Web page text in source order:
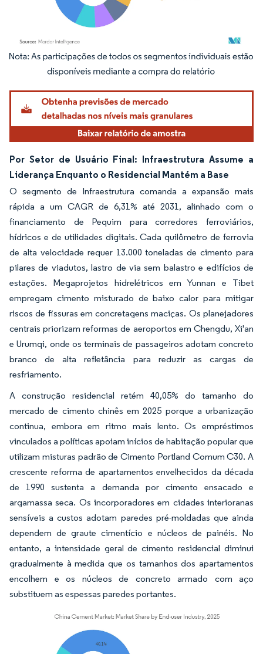
Imagem © Mordor Intelligence. O reuso requer atribuição conforme CC BY 4.0.
Por Setor de Usuário Final: Infraestrutura Assume a
Liderança Enquanto o Residencial Mantém a Base
O segmento de Infraestrutura comanda a expansão mais
rápida a um CAGR de 6,31% até 2031, alinhado com o
financiamento de Pequim para corredores ferroviários,
hídricos e de utilidades digitais. Cada quilômetro de ferrovia
de alta velocidade requer 13.000 toneladas de cimento para
pilares de viadutos, lastro de via sem balastro e edifícios de
estações. Megaprojetos hidrelétricos em Yunnan e Tibet
empregam cimento misturado de baixo calor para mitigar
riscos de fissuras em concretagens maciças. Os planejadores
centrais priorizam reformas de aeroportos em Chengdu, Xi'an
e Urumqi, onde os terminais de passageiros adotam concreto
branco de alta refletância para reduzir as cargas de
resfriamento.
A construção residencial retém 40,05% do tamanho do
mercado de cimento chinês em 2025 porque a urbanização
continua, embora em ritmo mais lento. Os empréstimos
vinculados a políticas apoiam inícios de habitação popular que
utilizam misturas padrão de Cimento Portland Comum C30. A
crescente reforma de apartamentos envelhecidos da década
de 1990 sustenta a demanda por cimento ensacado e
argamassa seca. Os incorporadores em cidades interioranas
sensíveis a custos adotam paredes pré-moldadas que ainda
dependem de graute cimentício e núcleos de painéis. No
entanto, a intensidade geral de cimento residencial diminui
gradualmente à medida que os tamanhos dos apartamentos
encolhem e os núcleos de concreto armado com aço
substituem as espessas paredes portantes.